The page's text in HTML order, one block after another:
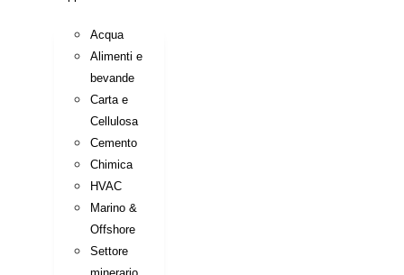
Acqua
Alimenti e
bevande
Carta e
Cellulosa
Cemento
Chimica
HVAC
Marino &
Offshore
Settore